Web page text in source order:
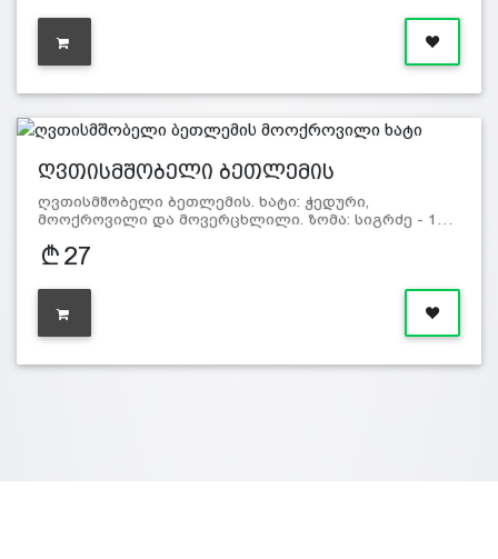
ღვთისმშობელი ბეთლემის
ღვთისმშობელი ბეთლემის. ხატი: ჭედური,
მოოქროვილი და მოვერცხლილი. ზომა: სიგრძე - 1…
27